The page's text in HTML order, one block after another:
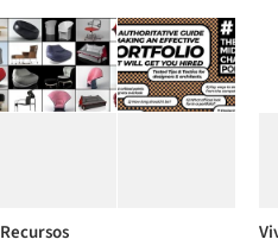
Recursos